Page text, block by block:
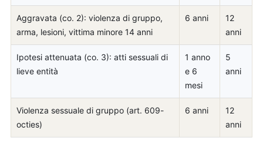
Aggravata (co. 2): violenza di gruppo,
arma, lesioni, vittima minore 14 anni
6 anni
12
anni
Ipotesi attenuata (co. 3): atti sessuali di
lieve entità
1 anno
e 6
mesi
5
anni
Violenza sessuale di gruppo (art. 609-
octies)
6 anni
12
anni